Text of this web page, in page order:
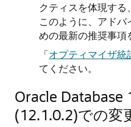
クティスを体現する
このように、アドバ
めの最新の推奨事項
「オプティマイザ統
てください。
Oracle Database
(12.1.0.2)での変